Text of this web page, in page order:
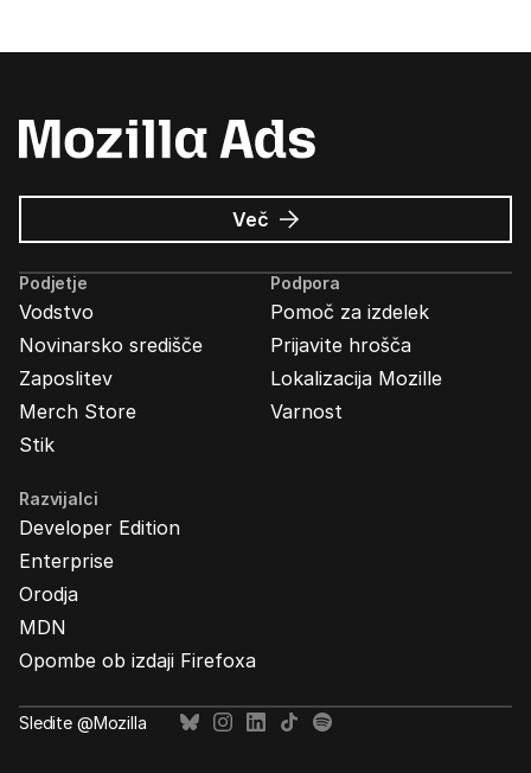
Več o
Oglasi
Mozilla
Podjetje
Vodstvo
Novinarsko središče
Zaposlitev
Merch Store
Stik
Podpora
Pomoč za izdelek
Prijavite hrošča
Lokalizacija Mozille
Varnost
Razvijalci
Developer Edition
Enterprise
Orodja
MDN
Opombe ob izdaji Firefoxa
Sledite @Mozilla